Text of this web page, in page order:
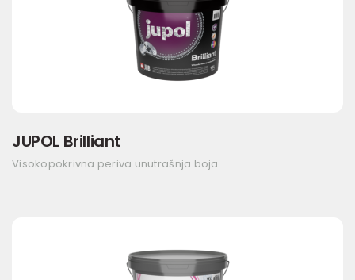
JUPOL Brilliant
Visokopokrivna periva unutrašnja boja